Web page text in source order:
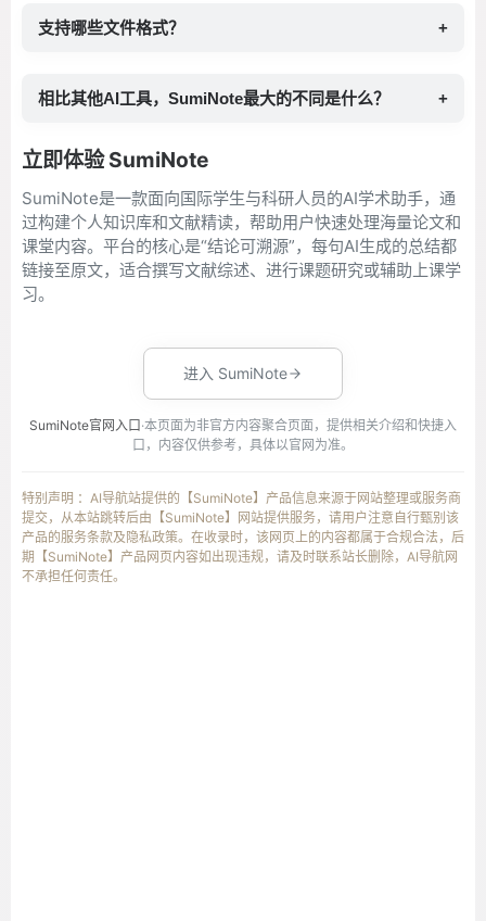
支持哪些文件格式？ +
相比其他AI工具，SumiNote最大的不同是什么？ +
立即体验 SumiNote
SumiNote是一款面向国际学生与科研人员的AI学术助手，通
过构建个人知识库和文献精读，帮助用户快速处理海量论文和
课堂内容。平台的核心是“结论可溯源”，每句AI生成的总结都
链接至原文，适合撰写文献综述、进行课题研究或辅助上课学
习。
进入 SumiNote
SumiNote官网入口 ·本页面为非官方内容聚合页面，提供相关介绍和快捷入
口，内容仅供参考，具体以官网为准。
特别声明 ：AI导航站提供的【SumiNote】产品信息来源于网站整理或服务商
提交，从本站跳转后由【SumiNote】网站提供服务，请用户注意自行甄别该
产品的服务条款及隐私政策。在收录时，该网页上的内容都属于合规合法，后
期【SumiNote】产品网页内容如出现违规，请及时联系站长删除，AI导航网
不承担任何责任。